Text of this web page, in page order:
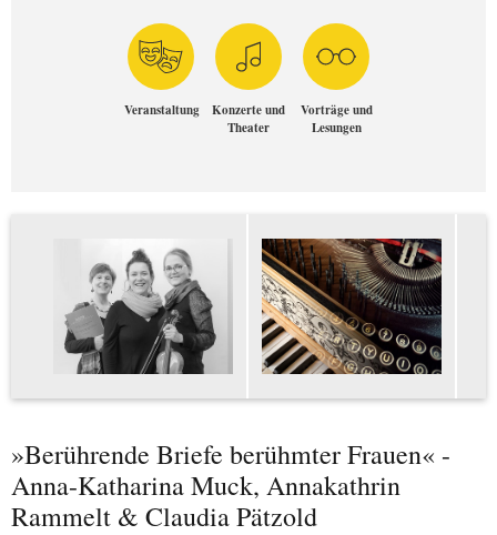
Veranstaltung
Konzerte und
Theater
Vorträge und
Lesungen
»Berührende Briefe berühmter Frauen« -
Anna-Katharina Muck, Annakathrin
Rammelt & Claudia Pätzold